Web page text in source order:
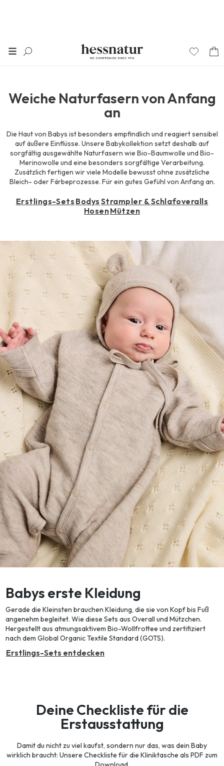
Babys erste Momente
Weiche Naturfasern von Anfang
an
Die Haut von Babys ist besonders empfindlich und reagiert sensibel
auf äußere Einflüsse. Unsere Babykollektion setzt deshalb auf
sorgfältig ausgewählte Naturfasern wie Bio-Baumwolle und Bio-
Merinowolle und eine besonders sorgfältige Verarbeitung.
Zusätzlich fertigen wir viele Modelle bewusst ohne zusätzliche
Bleich- oder Färbeprozesse. Für ein gutes Gefühl von Anfang an.
Erstlings-Sets Bodys Strampler & Schlafoveralls
HosenMützen
Babys erste Kleidung
Gerade die Kleinsten brauchen Kleidung, die sie von Kopf bis Fuß
angenehm begleitet. Wie diese Sets aus Overall und Mützchen.
Hergestellt aus atmungsaktivem Bio-Wollfrottee und zertifiziert
nach dem Global Organic Textile Standard (GOTS).
Erstlings-Sets entdecken
Deine Checkliste für die
Erstausstattung
Damit du nicht zu viel kaufst, sondern nur das, was dein Baby
wirklich braucht: Unsere Checkliste für die Kliniktasche als PDF zum